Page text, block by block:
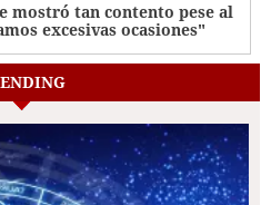
mostró tan contento pese al
excesivas ocasiones"